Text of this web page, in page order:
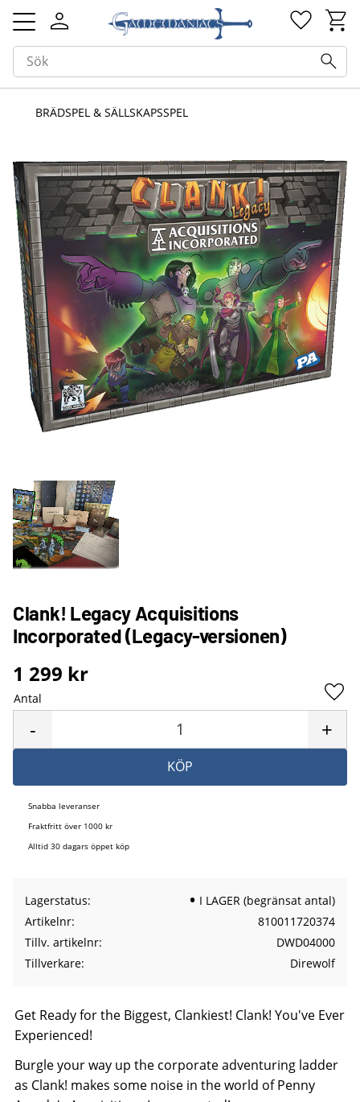
Meny
BRÄDSPEL & SÄLLSKAPSSPEL
Clank! Legacy Acquisitions
Incorporated (Legacy-versionen)
1 299 kr
Antal
+
-
KÖP
Snabba leveranser
Fraktfritt över 1000 kr
Alltid 30 dagars öppet köp
Lagerstatus
I LAGER (begränsat antal)
Artikelnr
810011720374
Tillv. artikelnr
DWD04000
Tillverkare
Direwolf
Get Ready for the Biggest, Clankiest! Clank! You've Ever
Experienced!
Burgle your way up the corporate adventuring ladder
as Clank! makes some noise in the world of Penny